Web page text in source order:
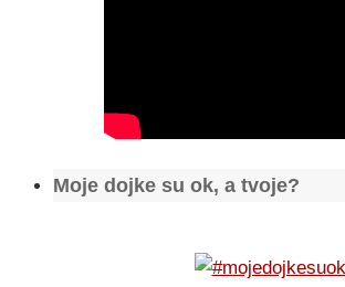
Moje dojke su ok, a tvoje?